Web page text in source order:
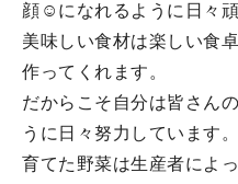
顔☺になれるように日々頑
美味しい食材は楽しい食
作ってくれます。
だからこそ自分は皆さん
うに日々努力しています。
育てた野菜は生産者によ